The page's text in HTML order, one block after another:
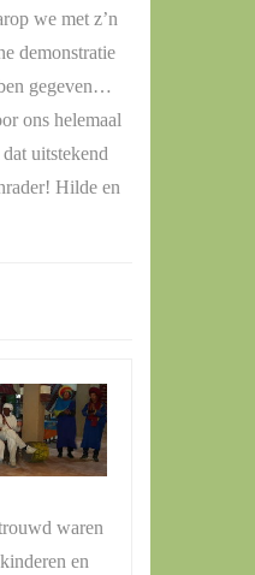
we met z’n
demonstratie
gegeven…
ons helemaal
uitstekend
Hilde en
waren
en